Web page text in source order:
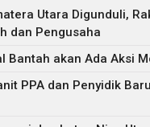
Utara Digunduli,
dan Pengusaha
Bantah akan Ada Aksi
PPA dan Penyidik